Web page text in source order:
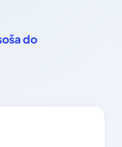
do